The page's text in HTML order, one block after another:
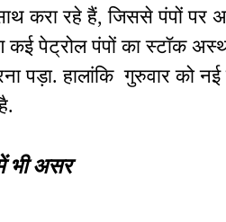
करा रहे हैं, जिससे पंपों पर
कई पेट्रोल पंपों का स्टॉक
पड़ा. हालांकि गुरुवार को
भी असर